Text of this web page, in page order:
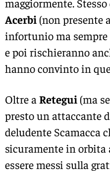
maggiormente.
Acerbi(non presente
infortunio ma sempre
e poi rischieranno
hanno convinto in
Oltre a Retegui (ma
presto un attaccante
deludente Scamacca
sicuramente in orbita
essere messi sulla